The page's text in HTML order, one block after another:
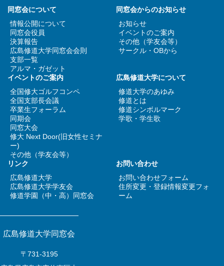
広島修道大学同窓会
〒731-3195
同窓会について
情報公開について
同窓会役員
決算報告
広島修道大学同窓会会則
支部一覧
アルマ・ガゼット
同窓会からのお知らせ
お知らせ
イベントのご案内
その他（学友会等）
サークル・OBから
イベントのご案内
全国修大ゴルフコンペ
全国支部長会議
卒業生フォーラム
同期会
同窓大会
修大 Next Door(旧女性セミナ
ー)
その他（学友会等）
広島修道大学について
修道大学のあゆみ
修道とは
修道シンボルマーク
学歌・学生歌
リンク
広島修道大学
広島修道大学学友会
修道学園（中・高）同窓会
お問い合わせ
お問い合わせフォーム
住所変更・登録情報変更フォ
ーム